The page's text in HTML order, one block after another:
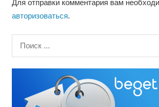
Для отправки комментария вам
авторизоваться.